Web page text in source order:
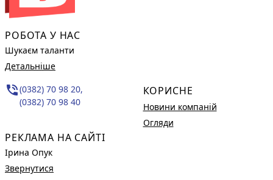
РОБОТА У НАС
Шукаєм таланти
Детальніше
phone_in_talk(0382) 70 98 20,
(0382) 70 98 40
РЕКЛАМА НА САЙТІ
Ірина Опук
Звернутися
КОРИСНЕ
Новини компаній
Огляди